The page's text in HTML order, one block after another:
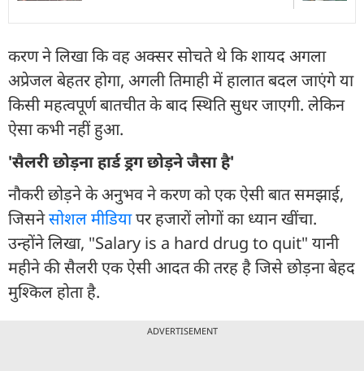
करण ने लिखा कि वह अक्सर सोचते थे कि शायद अगला
अप्रेजल बेहतर होगा, अगली तिमाही में हालात बदल जाएंगे या
किसी महत्वपूर्ण बातचीत के बाद स्थिति सुधर जाएगी. लेकिन
ऐसा कभी नहीं हुआ.
'सैलरी छोड़ना हार्ड ड्रग छोड़ने जैसा है'
नौकरी छोड़ने के अनुभव ने करण को एक ऐसी बात समझाई,
जिसनेसोशल मीडियापर हजारों लोगों का ध्यान खींचा.
उन्होंने लिखा, "Salary is a hard drug to quit" यानी
महीने की सैलरी एक ऐसी आदत की तरह है जिसे छोड़ना बेहद
मुश्किल होता है.
ADVERTISEMENT